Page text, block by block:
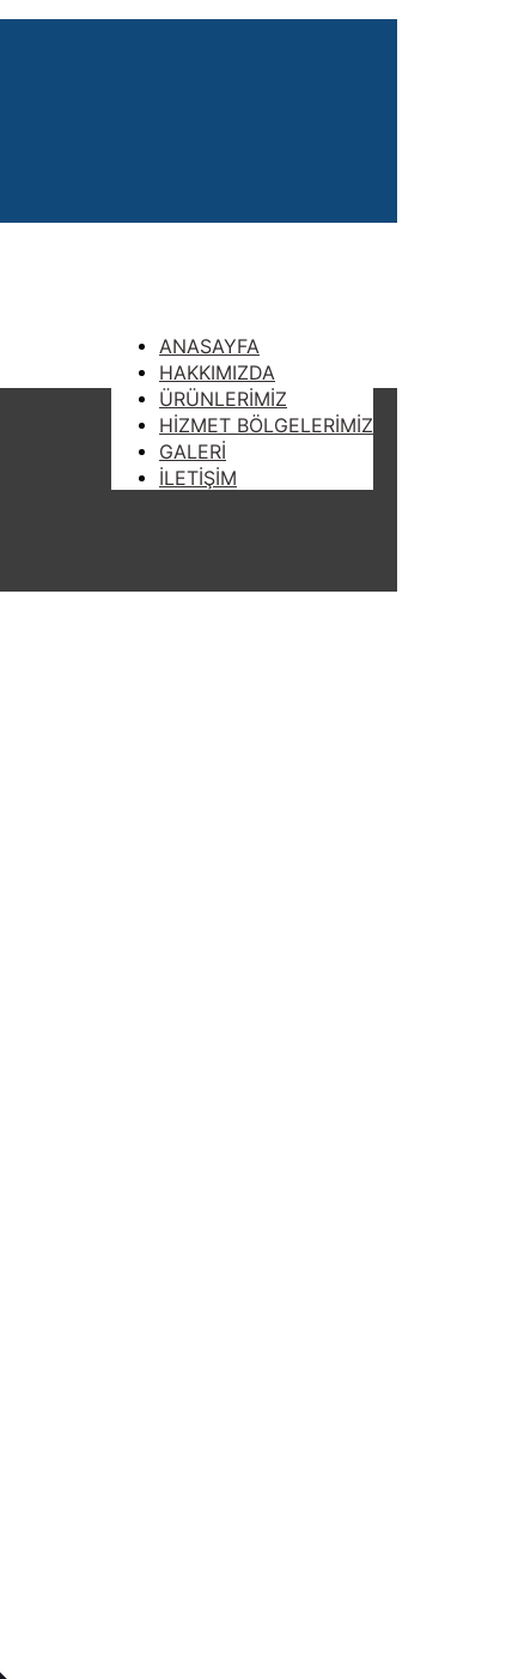
ANASAYFA
HAKKIMIZDA
ÜRÜNLERİMİZ
HİZMET BÖLGELERİMİZ
GALERİ
İLETİŞİM